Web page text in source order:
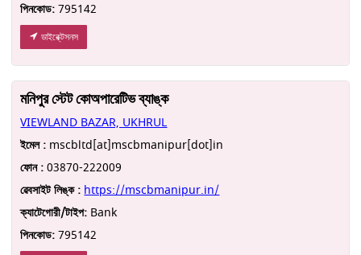
পিনকোড:795142
ডাইরে্ক্টসনস
মনিপুর স্টেট কোঅপারেটিভ ব্যাঙ্ক
VIEWLAND BAZAR, UKHRUL
ইমেল : mscbltd[at]mscbmanipur[dot]in
ফোন :03870-222009
ৱেবসাইট লিঙ্ক : https://mscbmanipur.in/
ক্যাটেগোরী/টাইপ: Bank
পিনকোড:795142